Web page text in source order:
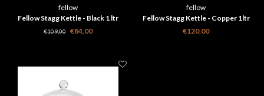
fellow
Fellow Stagg Kettle - Black 1 ltr
€109,00 €84,00
fellow
Fellow Stagg Kettle - Copper 1ltr
€120,00